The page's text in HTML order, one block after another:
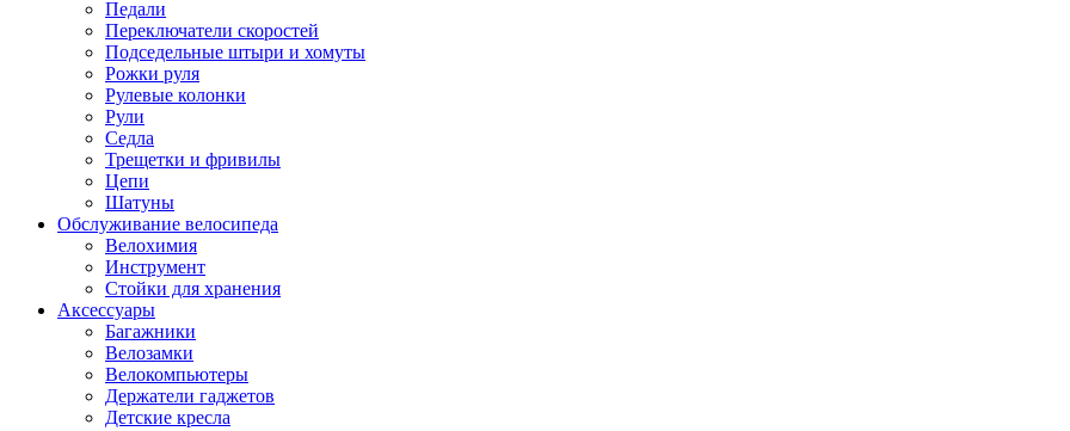
Педали
Переключатели скоростей
Подседельные штыри и хомуты
Рожки руля
Рулевые колонки
Рули
Седла
Трещетки и фривилы
Цепи
Шатуны
Обслуживание велосипеда
Велохимия
Инструмент
Стойки для хранения
Аксессуары
Багажники
Велозамки
Велокомпьютеры
Держатели гаджетов
Детские кресла